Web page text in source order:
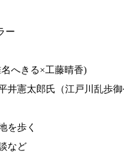
ー
へきる×工藤晴香)
井憲太郎氏（江戸川乱歩
を歩く
など